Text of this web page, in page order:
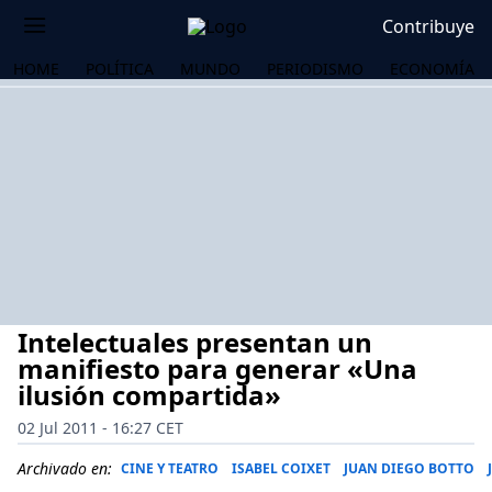
Contribuye
HOME POLÍTICA MUNDO PERIODISMO ECONOMÍA
Intelectuales presentan un
manifiesto para generar «Una
ilusión compartida»
02 Jul 2011 - 16:27 CET
Archivado en: CINE Y TEATRO ISABEL COIXET JUAN DIEGO BOTTO